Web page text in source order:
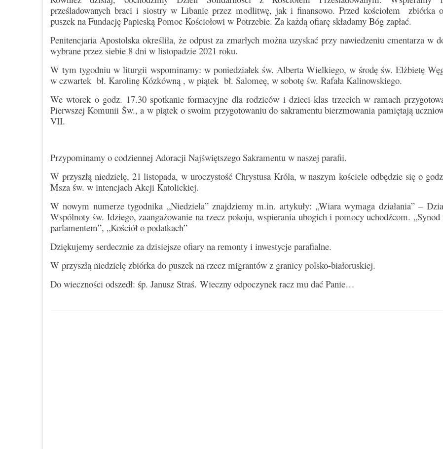
prześladowanych braci i siostry w Libanie przez modlitwę, jak i finansowo. Przed kościołem zbiórka
puszek na Fundację Papieską Pomoc Kościołowi w Potrzebie. Za każdą ofiarę składamy Bóg zapłać.
Penitencjaria Apostolska określiła, że odpust za zmarłych można uzyskać przy nawiedzeniu cmentarza w
wybrane przez siebie 8 dni w listopadzie 2021 roku.
W tym tygodniu w liturgii wspominamy: w poniedziałek św. Alberta Wielkiego, w środę św. Elżbietę
w czwartek bł. Karolinę Kózkówną , w piątek bł. Salomeę, w sobotę św. Rafała Kalinowskiego.
We wtorek o godz. 17.30 spotkanie formacyjne dla rodziców i dzieci klas trzecich w ramach
Pierwszej Komunii Św., a w piątek o swoim przygotowaniu do sakramentu bierzmowania pamiętają
VII.
Przypominamy o codziennej Adoracji Najświętszego Sakramentu w naszej parafii.
W przyszłą niedzielę, 21 listopada, w uroczystość Chrystusa Króla, w naszym kościele odbędzie się o
Msza św. w intencjach Akcji Katolickiej.
W nowym numerze tygodnika „Niedziela” znajdziemy m.in. artykuły: „Wiara wymaga działania” –
Wspólnoty św. Idziego, zaangażowanie na rzecz pokoju, wspierania ubogich i pomocy uchodźcom. „Synod
parlamentem”, „Kościół o podatkach”
Dziękujemy serdecznie za dzisiejsze ofiary na remonty i inwestycje parafialne.
W przyszłą niedzielę zbiórka do puszek na rzecz migrantów z granicy polsko-białoruskiej.
Do wieczności odszedł: śp. Janusz Straś. Wieczny odpoczynek racz mu dać Panie…